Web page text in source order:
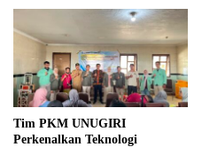
Tim PKM UNUGIRI
Perkenalkan Teknologi